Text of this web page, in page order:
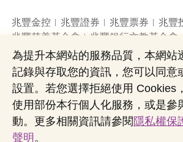
兆豐金控 兆豐證券 兆豐票券 兆豐
兆豐慈善基金會
兆豐銀行文教基金會
網站導覽 法定公開揭露事項
機構投資人
隱私權聲明
共同行銷專區 國內外幣清算
營業人：兆豐國際商業銀行股份有限公司
營利事業統一編號：03705903
為提升本網站的服務品質，本網站
記錄與存取您的資訊，您可以同意
設置。若您選擇拒絕使用 Cookies
使用部份本行個人化服務，或是參
動。更多相關資訊請參閱 隱私權保
聲明 。